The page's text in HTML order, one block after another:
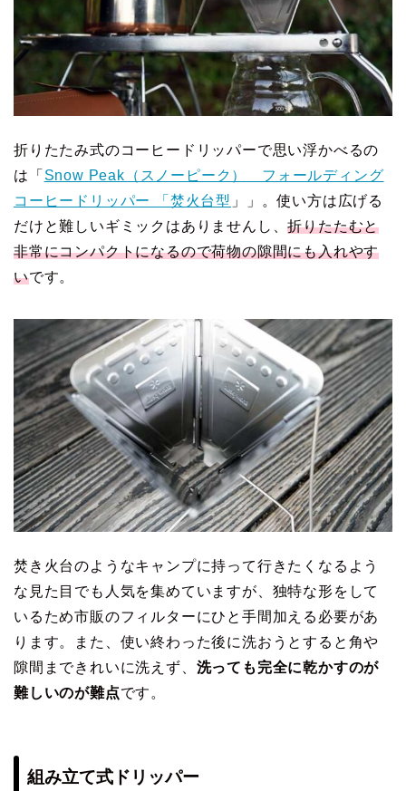
折りたたみ式のコーヒードリッパーで思い浮かべるの
は「 Snow Peak（スノーピーク） フォールディング
コーヒードリッパー 「焚火台型 」」。使い方は広げる
だけと難しいギミックはありませんし、折りたたむと
非常にコンパクトになるので荷物の隙間にも入れやす
いです。
焚き火台のようなキャンプに持って行きたくなるよう
な見た目でも人気を集めていますが、独特な形をして
いるため市販のフィルターにひと手間加える必要があ
ります。また、使い終わった後に洗おうとすると角や
隙間まできれいに洗えず、 洗っても完全に乾かすのが
難しいのが難点です。
組み立て式ドリッパー